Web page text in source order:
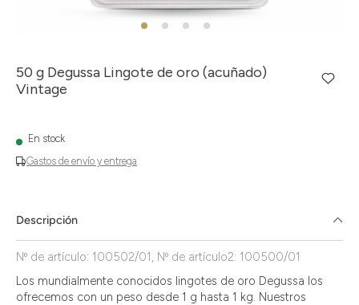
50 g Degussa Lingote de oro (acuñado)
Vintage
Gastos de envío y entrega
En stock
Descripción
Nº de artículo: 100502/01, Nº de artículo2: 100500/01
Los mundialmente conocidos lingotes de oro Degussa los
ofrecemos con un peso desde 1 g hasta 1 kg. Nuestros